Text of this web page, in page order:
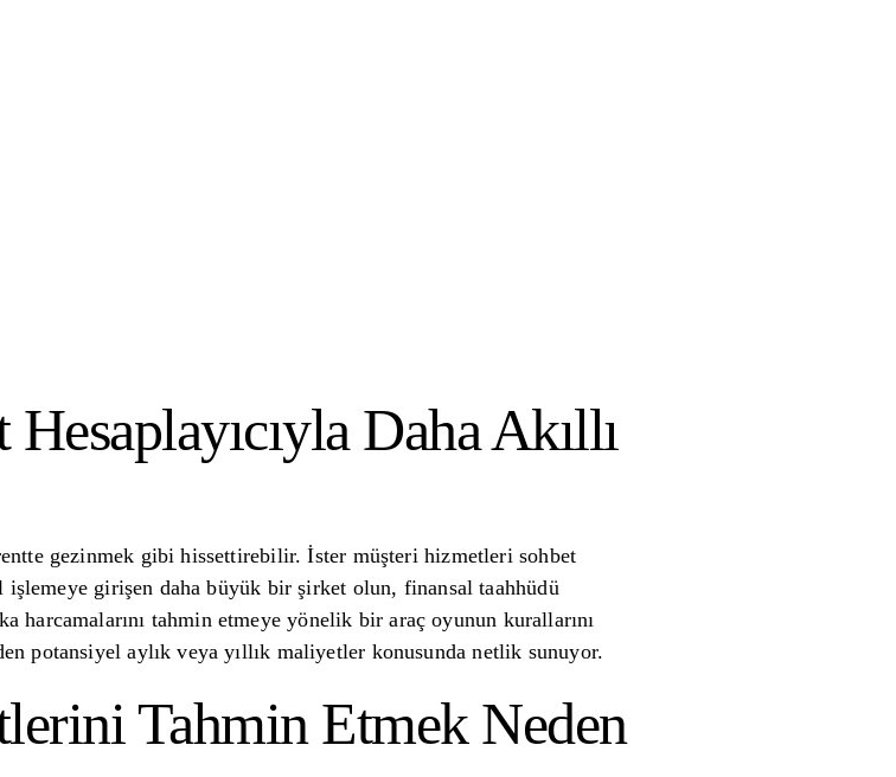
Daha Akıllı
gezinmek gibi hissettirebilir. İster müşteri hizmetleri sohbet
girişen daha büyük bir şirket olun, finansal taahhüdü
harcamalarını tahmin etmeye yönelik bir araç oyunun kurallarını
potansiyel aylık veya yıllık maliyetler konusunda netlik sunuyor.
Tahmin Etmek Neden